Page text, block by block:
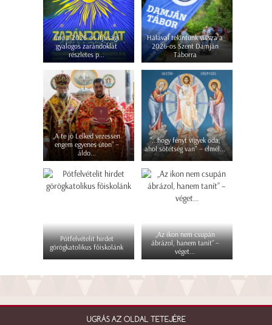
Íme a 2026-os ifjúsági
gyalogos zarándoklat
részletes p...
Hálával tekintünk vissza a
2026-os Szent Damján
Táborra
„A te jó Lelked vezessen
engem egyenes úton” –
áldo...
"...hogy fényt vigyek oda,
ahol sötétség van" – elmél...
Pótfelvételit hirdet
görögkatolikus főiskolánk
„Az ikon nem csupán
ábrázol, hanem tanít” –
véget...
UGRÁS AZ OLDAL TETEJÉRE